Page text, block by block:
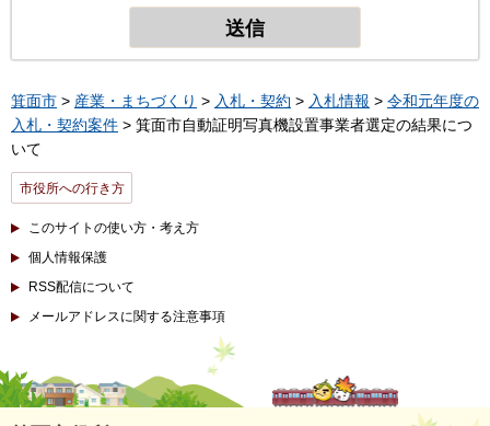
箕面市 > 産業・まちづくり > 入札・契約 > 入札情報 > 令和元年度の
入札・契約案件 > 箕面市自動証明写真機設置事業者選定の結果につ
いて
市役所への行き方
このサイトの使い方・考え方
個人情報保護
RSS配信について
メールアドレスに関する注意事項